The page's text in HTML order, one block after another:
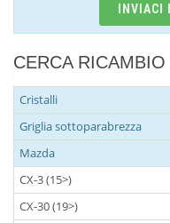
CERCA
Cristalli
Griglia sottoparabrezza
Mazda
CX-3 (15>)
CX-30 (19>)